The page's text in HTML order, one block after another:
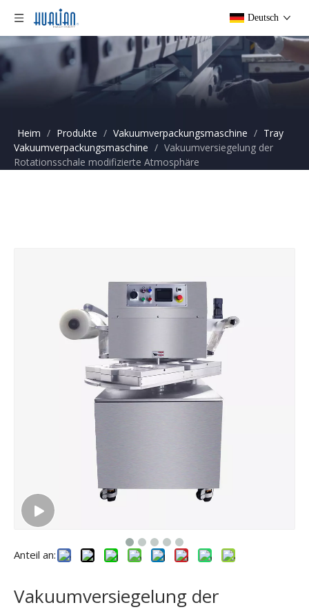
Deutsch
Heim / Produkte / Vakuumverpackungsmaschine / Tray
Vakuumverpackungsmaschine / Vakuumversiegelung der
Rotationsschale modifizierte Atmosphäre
Anteil an:
Vakuumversiegelung der